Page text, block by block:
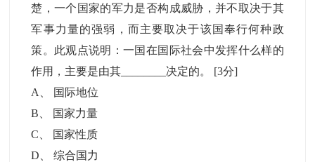
楚，一个国家的军力是否构成威胁，并不取决于其
军事力量的强弱，而主要取决于该国奉行何种政
策。此观点说明：一国在国际社会中发挥什么样的
作用，主要是由其________决定的。 [3分]
A
国际地位
B
国家力量
C
国家性质
D 、综合国力